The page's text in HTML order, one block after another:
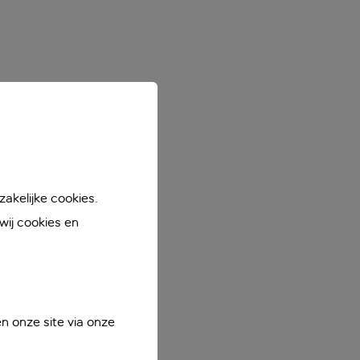
cookies.
cookies en
onze site via onze